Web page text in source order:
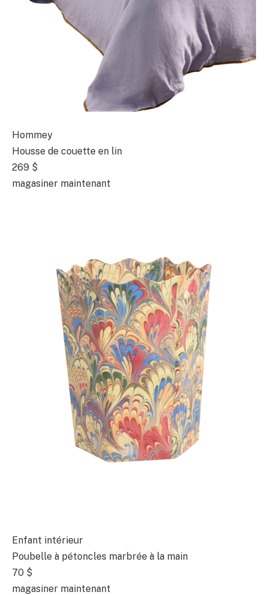
Hommey
Housse de couette en lin
269 $
magasiner maintenant
Enfant intérieur
Poubelle à pétoncles marbrée à la main
70 $
magasiner maintenant